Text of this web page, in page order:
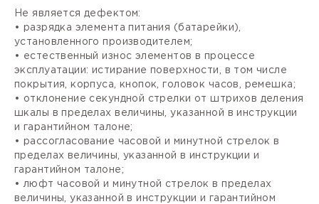
Не является дефектом:
• разрядка элемента питания (батарейки),
установленного производителем;
• естественный износ элементов в процессе
эксплуатации: истирание поверхности, в том числе
покрытия, корпуса, кнопок, головок часов, ремешка;
• отклонение секундной стрелки от штрихов деления
шкалы в пределах величины, указанной в инструкции
и гарантийном талоне;
• рассогласование часовой и минутной стрелок в
пределах величины, указанной в инструкции и
гарантийном талоне;
• люфт часовой и минутной стрелок в пределах
величины, указанной в инструкции и гарантийном